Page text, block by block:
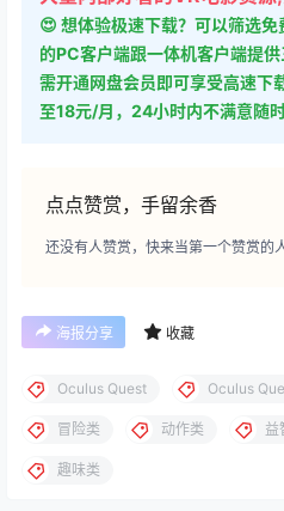
😍 想体验极速下载？可以筛选
的PC客户端跟一体机客户端提
需开通网盘会员即可享受高速下
至18元/月，24小时内不满意随时
点点赞赏，手留余香
还没有人赞赏，快来当第一个赞赏的人
海报分享 收藏
Oculus Quest Oculus
冒险类 动作类 益
趣味类